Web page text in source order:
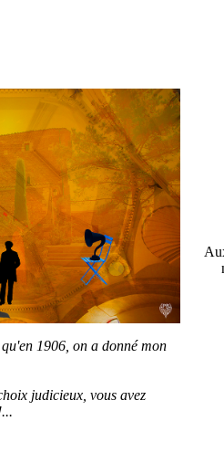
1906, on a donné mon
judicieux, vous avez